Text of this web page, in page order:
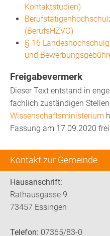
Kontakt zur Gemeinde
Hausanschrift:
Rathausgasse 9
73457 Essingen
Telefon: 07365/83-0
Kontaktstudien)
(BerufsHZVO)
§ 16
und
Freigabevermerk
Dieser Text entstand in
fachlich zuständigen
Wissenschaftsministerium
Fassung am 17.09.2020